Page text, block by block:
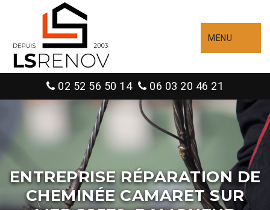
MENU
02 52 56 50 14 06 03 20 46 21
ENTREPRISE RÉPARATION DE
CHEMINÉE CAMARET SUR